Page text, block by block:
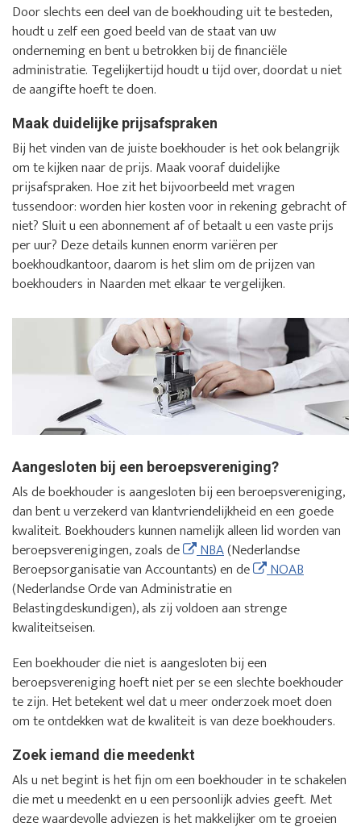
Door slechts een deel van de boekhouding uit te besteden,
houdt u zelf een goed beeld van de staat van uw
onderneming en bent u betrokken bij de financiële
administratie. Tegelijkertijd houdt u tijd over, doordat u niet
de aangifte hoeft te doen.
Maak duidelijke prijsafspraken
Bij het vinden van de juiste boekhouder is het ook belangrijk
om te kijken naar de prijs. Maak vooraf duidelijke
prijsafspraken. Hoe zit het bijvoorbeeld met vragen
tussendoor: worden hier kosten voor in rekening gebracht of
niet? Sluit u een abonnement af of betaalt u een vaste prijs
per uur? Deze details kunnen enorm variëren per
boekhoudkantoor, daarom is het slim om de prijzen van
boekhouders in Naarden met elkaar te vergelijken.
Aangesloten bij een beroepsvereniging?
Als de boekhouder is aangesloten bij een beroepsvereniging,
dan bent u verzekerd van klantvriendelijkheid en een goede
kwaliteit. Boekhouders kunnen namelijk alleen lid worden van
beroepsverenigingen, zoals de
NBA(Nederlandse
Beroepsorganisatie van Accountants) en de
NOAB
(Nederlandse Orde van Administratie en
Belastingdeskundigen), als zij voldoen aan strenge
kwaliteitseisen.
Een boekhouder die niet is aangesloten bij een
beroepsvereniging hoeft niet per se een slechte boekhouder
te zijn. Het betekent wel dat u meer onderzoek moet doen
om te ontdekken wat de kwaliteit is van deze boekhouders.
Zoek iemand die meedenkt
Als u net begint is het fijn om een boekhouder in te schakelen
die met u meedenkt en u een persoonlijk advies geeft. Met
deze waardevolle adviezen is het makkelijker om te groeien